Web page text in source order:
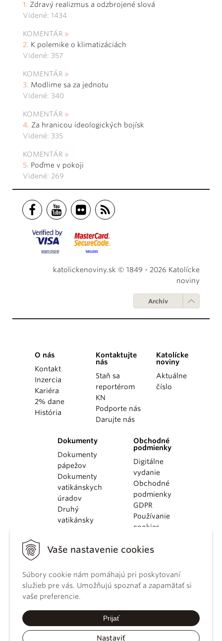
Vaše nastavenie cookies
Súbory cookie nám pomáhajú pri poskytovaní
služieb pre vás. Umožňujú spoznať a zapamätať si
vaše preferencie.
Prijať
Nastaviť
Zdravý realizmus a odzbrojené slová
Videné: 1434
KOMENTÁR
K polemike o klimatizáciách
Videné: 357
KOMENTÁR
Modlime sa za jednotu
Videné: 340
KOMENTÁR
Za hranicou ideologických bojísk
Videné: 335
KOMENTÁR
Poďme v pokoji
Videné: 269
katolickenoviny.sk © 1849 - 2026 Katolícke
noviny
Archív
O nás
Kontakt
Inzercia
Kariéra
2% dane
História
Kontaktujte
nás
Staň sa
reportérom
KN
Podporte nás
Darujte nás
Katolícke
noviny
Aktuálne
číslo
Dokumenty
Dokumenty
pápežov
Dokumenty
vatikánskych
úradov
Druhý
vatikánsky
KBS
kánonického
práva
Katechizmus
Obchodné
podmienky
Digitálne
vydanie
Obchodné
podmienky
GDPR
Používanie
cookies